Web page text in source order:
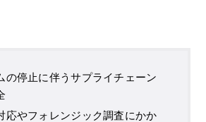
の停止に伴うサプライチェーン
応やフォレンジック調査にかか